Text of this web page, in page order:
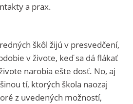
a prax.
škôl žijú v presvedčení,
v živote, keď sa dá flákať
narobia ešte dosť. No, aj
tí, ktorých škola naozaj
z uvedených možností,